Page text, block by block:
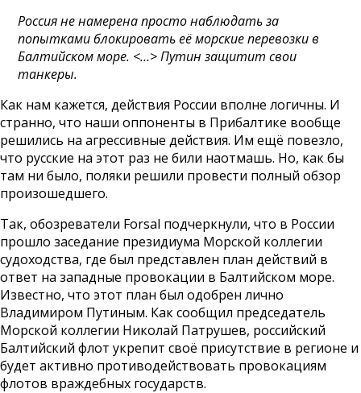
Россия не намерена просто наблюдать за
попытками блокировать её морские перевозки в
Балтийском море. <…> Путин защитит свои
танкеры.
Как нам кажется, действия России вполне логичны. И
странно, что наши оппоненты в Прибалтике вообще
решились на агрессивные действия. Им ещё повезло,
что русские на этот раз не били наотмашь. Но, как бы
там ни было, поляки решили провести полный обзор
произошедшего.
Так, обозреватели Forsal подчеркнули, что в России
прошло заседание президиума Морской коллегии
судоходства, где был представлен план действий в
ответ на западные провокации в Балтийском море.
Известно, что этот план был одобрен лично
Владимиром Путиным. Как сообщил председатель
Морской коллегии Николай Патрушев, российский
Балтийский флот укрепит своё присутствие в регионе и
будет активно противодействовать провокациям
флотов враждебных государств.